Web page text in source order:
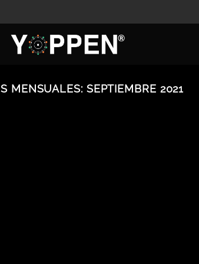
MENSUALES: SEPTIEMBRE 2021